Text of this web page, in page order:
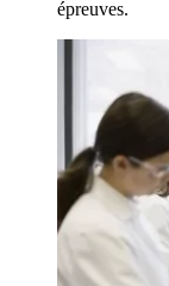
épreuves.